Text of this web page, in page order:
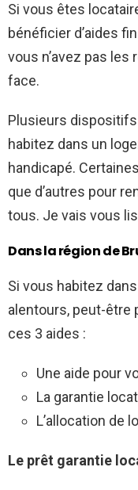
Si vous êtes
bénéficier d’aides
vous n’avez pas
face.
Plusieurs
habitez dans un
handicapé.
que d’autres pour
tous. Je vais vous
Dans la région de
Si vous habitez
alentours, peut-être
ces 3 aides :
Une aide pour
La garantie
L’allocation de
Le prêt garantie